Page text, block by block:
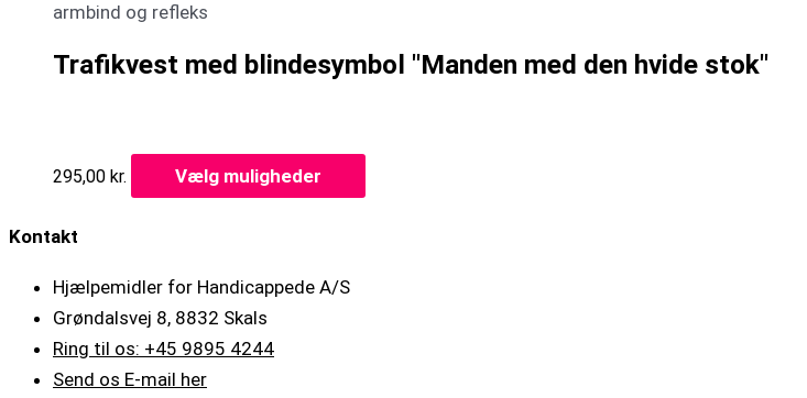
armbind og refleks
Trafikvest med blindesymbol "Manden med den hvide stok"
295,00 kr. Vælg muligheder
Kontakt
Hjælpemidler for Handicappede A/S
Grøndalsvej 8, 8832 Skals
Ring til os: +45 9895 4244
Send os E-mail her